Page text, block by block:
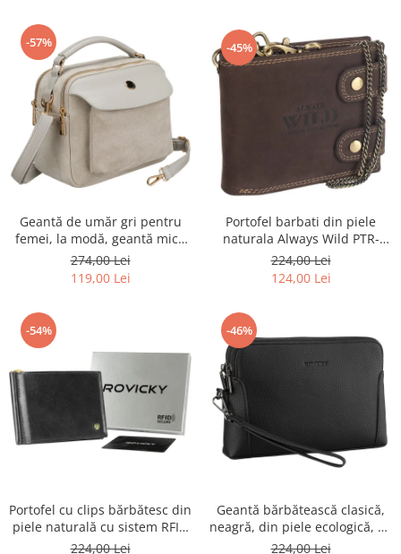
-57%
Geantă de umăr gri pentru
femei, la modă, geantă mică
urbană cu fermoar, piele
ecologică - Peterson PTR-PTN
274,00 Lei
119,00 Lei
-45%
Portofel barbati din piele
naturala Always Wild PTR-
2900-BIC
224,00 Lei
124,00 Lei
-54%
Portofel cu clips bărbătesc din
piele naturală cu sistem RFID
- Rovicky PTR-N1908-RVT-9799
224,00 Lei
-46%
Geantă bărbătească clasică,
neagră, din piele ecologică, cu
fermoar - Rovicky PTR-R-SDR-
224,00 Lei